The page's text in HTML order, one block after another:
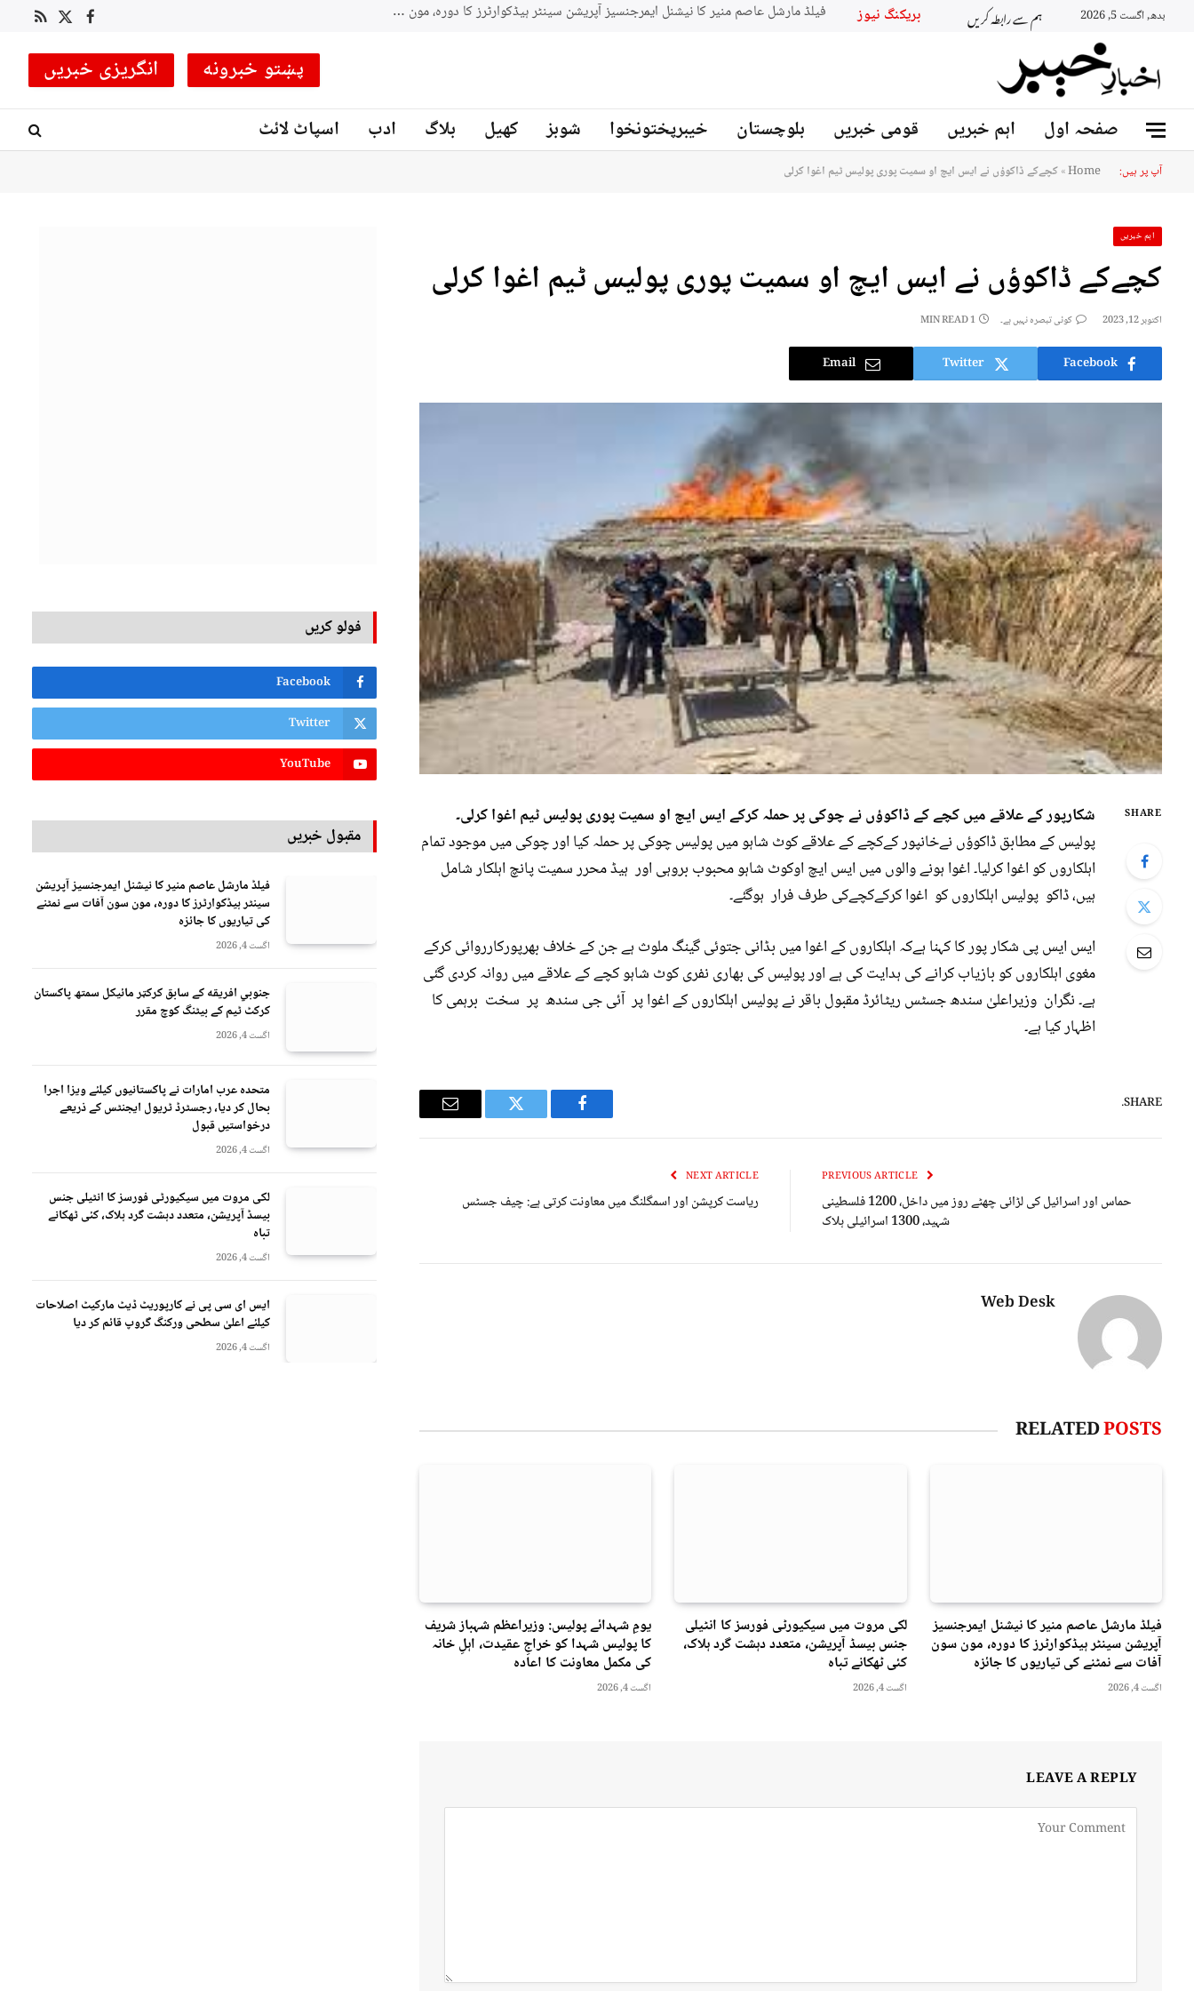
بدھ, اگست 5, 2026 ہم سے رابطہ کریں بریکنگ نیوز جنوبي افريقه کے سابق کرکټر مائیکل سمتھ پاکستان کرکٹ ٹیم کے بیٹنگ کوچ مقرر Facebook
X
RSS
پښتو خبرونه انگریزی خبریں
صفحہ اول اہم خبریں قومی خبریں بلوچستان خیبرپختونخوا شوبز کھیل بلاگ ادب اسپاٹ لائٹ
آپ پر ہیں: Home
»کچےکے ڈاکوؤں نے ایس ایچ او سمیت پوری پولیس ٹیم اغوا کرلی
اہم خبریں
کچےکے ڈاکوؤں نے ایس ایچ او سمیت پوری پولیس ٹیم اغوا کرلی
اکتوبر 12, 2023 کوئی تبصرہ نہیں ہے۔ 1 MIN READ
Facebook
Twitter
Email
SHARE
شکارپور کے علاقے میں کچے کے ڈاکوؤں نے چوکی پر حملہ کرکے ایس ایچ او سمیت پوری پولیس ٹیم اغوا کرلی۔
پولیس کے مطابق ڈاکوؤں نےخانپور کےکچے کے علاقے کوٹ شاہو میں پولیس چوکی پر حملہ کیا اور چوکی میں موجود تمام
اہلکاروں کو اغوا کرلیا۔ اغوا ہونے والوں میں ایس ایچ اوکوٹ شاہو محبوب بروہی اور ہیڈ محرر سمیت پانچ اہلکار شامل
ہیں، ڈاکو پولیس اہلکاروں کو اغوا کرکےکچےکی طرف فرار ہوگئے۔
ایس ایس پی شکار پور کا کہنا ہےکہ اہلکاروں کے اغوا میں بڈانی جتوئی گینگ ملوث ہے جن کے خلاف بھرپورکارروائی کرکے
مغوی اہلکاروں کو بازیاب کرانے کی ہدایت کی ہے اور پولیس کی بھاری نفری کوٹ شاہو کچے کے علاقے میں روانہ کردی گئی
ہے۔ نگران وزیراعلیٰ سندھ جسٹس ریٹائرڈ مقبول باقر نے پولیس اہلکاروں کے اغوا پر آئی جی سندھ پر سخت برہمی کا
اظہار کیا ہے۔
SHARE.
Facebook
Twitter
Email
حماس اور اسرائیل کی لڑائی چھٹے روز میں داخل، 1200 فلسطینی
شہید، 1300 اسرائیلی ہلاک
NEXT ARTICLE
ریاست کرپشن اور اسمگلنگ میں معاونت کرتی ہے: چیف جسٹس
Web Desk
RELATEDPOSTS
فیلڈ مارشل عاصم منیر کا نیشنل ایمرجنسیز
آپریشن سینٹر ہیڈکوارٹرز کا دورہ، مون سون
آفات سے نمٹنے کی تیاریوں کا جائزہ
اگست 4, 2026
لکی مروت میں سیکیورٹی فورسز کا انٹیلی
جنس بیسڈ آپریشن، متعدد دہشت گرد ہلاک،
کئی ٹھکانے تباہ
اگست 4, 2026
یومِ شہدائے پولیس: وزیراعظم شہباز شریف
کا پولیس شہدا کو خراجِ عقیدت، اہلِ خانہ
کی مکمل معاونت کا اعادہ
اگست 4, 2026
LEAVE A REPLY
فولو کریں
Facebook
Twitter
YouTube
مقبول خبریں
فیلڈ مارشل عاصم منیر کا نیشنل ایمرجنسیز آپریشن
سینٹر ہیڈکوارٹرز کا دورہ، مون سون آفات سے نمٹنے
کی تیاریوں کا جائزہ
اگست 4, 2026
جنوبي افريقه کے سابق کرکټر مائیکل سمتھ پاکستان
کرکٹ ٹیم کے بیٹنگ کوچ مقرر
اگست 4, 2026
متحدہ عرب امارات نے پاکستانیوں کیلئے ویزا اجرا
بحال کر دیا، رجسٹرڈ ٹریول ایجنٹس کے ذریعے
درخواستیں قبول
اگست 4, 2026
لکی مروت میں سیکیورٹی فورسز کا انٹیلی جنس
بیسڈ آپریشن، متعدد دہشت گرد ہلاک، کئی ٹھکانے
تباہ
اگست 4, 2026
ایس ای سی پی نے کارپوریٹ ڈیٹ مارکیٹ اصلاحات
کیلئے اعلیٰ سطحی ورکنگ گروپ قائم کر دیا
اگست 4, 2026